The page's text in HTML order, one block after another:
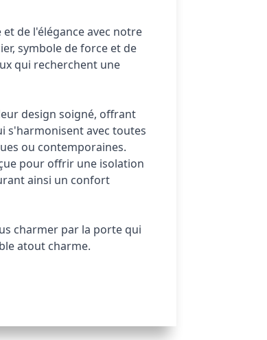
de l'élégance avec notre
symbole de force et de
qui recherchent une
design soigné, offrant
s'harmonisent avec toutes
ou contemporaines.
pour offrir une isolation
ainsi un confort
charmer par la porte qui
atout charme.